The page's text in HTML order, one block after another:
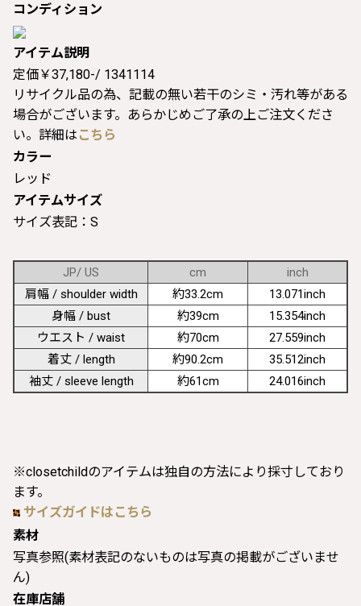
コンディション
アイテム説明
定価￥37,180-/ 1341114
リサイクル品の為、記載の無い若干のシミ・汚れ等がある
場合がございます。あらかじめご了承の上ご注文くださ
い。詳細は こちら
カラー
レッド
アイテムサイズ
サイズ表記：S
JP/ US cm
inch
肩幅 / shoulder width
約33.2cm
13.071inch
身幅 / bust
約39cm
15.354inch
ウエスト / waist
約70cm
27.559inch
着丈 / length
約90.2cm
35.512inch
袖丈 / sleeve length
約61cm 24.016inch
※closetchildのアイテムは独自の方法により採寸しており
ます。
サイズガイドはこちら
素材
写真参照(素材表記のないものは写真の掲載がございませ
ん)
在庫店舗